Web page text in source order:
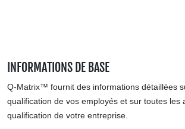
INFORMATIONS DE BASE
Q-Matrix™ fournit des informations détaillées
qualification de vos employés et sur toutes les
qualification de votre entreprise.